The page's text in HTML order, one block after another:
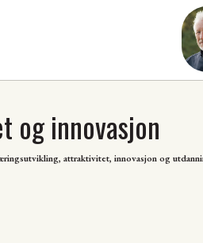
innovasjon
attraktivitet, innovasjon og